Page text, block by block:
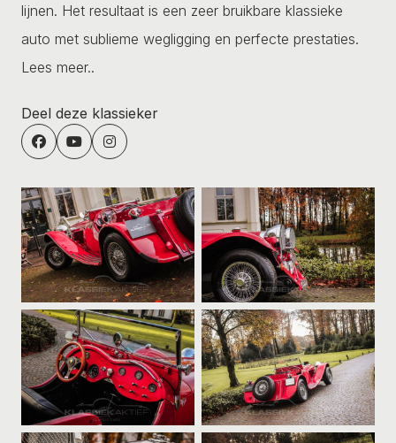
lijnen. Het resultaat is een zeer bruikbare klassieke
auto met sublieme wegligging en perfecte prestaties.
Lees meer..
Deel deze klassieker